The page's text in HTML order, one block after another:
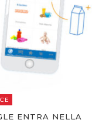
ENTRA NELLA